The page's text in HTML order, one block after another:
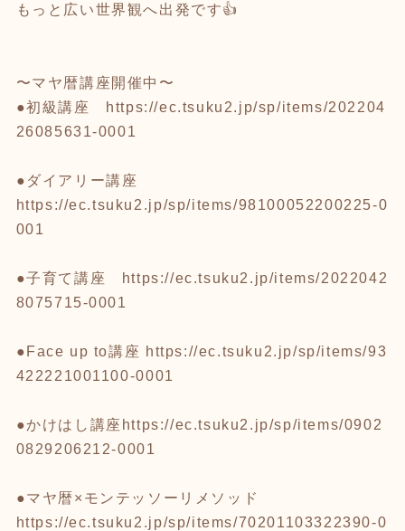
もっと広い世界観へ出発です👍
〜マヤ暦講座開催中〜
●初級講座
https://ec.tsuku2.jp/sp/items/202204
26085631-0001
●ダイアリー講座
https://ec.tsuku2.jp/sp/items/98100052200225-0
001
●子育て講座
https://ec.tsuku2.jp/items/2022042
8075715-0001
●Face up to講座 https://ec.tsuku2.jp/sp/items/93
422221001100-0001
●かけはし講座 https://ec.tsuku2.jp/sp/items/0902
0829206212-0001
●マヤ暦×モンテッソーリメソッド
https://ec.tsuku2.jp/sp/items/70201103322390-0